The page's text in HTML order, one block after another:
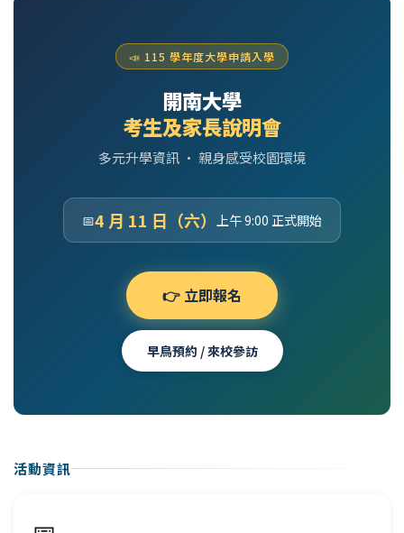
📣 115 學年度大學申請入學
開南大學
考生及家長說明會
多元升學資訊 · 親身感受校園環境
📅4 月 11 日（六） 上午 9:00 正式開始
👉 立即報名
早鳥預約 / 來校參訪
活動資訊